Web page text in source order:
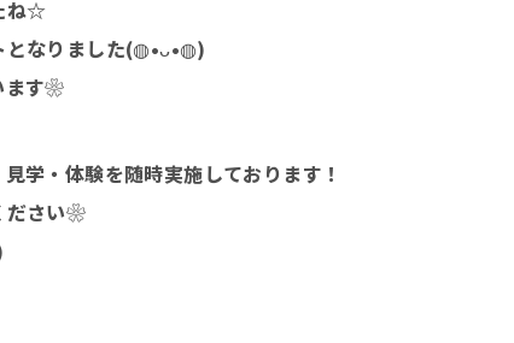
ね☆
となりました(◍•ᴗ•◍)
ます❀
学・体験を随時実施しております！
ださい❀